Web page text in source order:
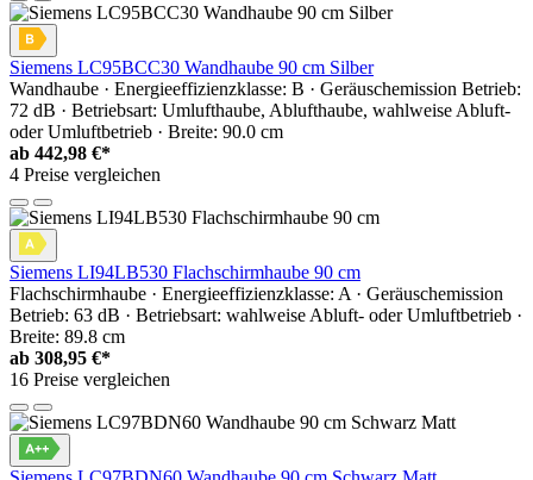
Siemens LC95BCC30 Wandhaube 90 cm Silber
Wandhaube · Energieeffizienzklasse: B · Geräuschemission Betrieb:
72 dB · Betriebsart: Umlufthaube, Ablufthaube, wahlweise Abluft-
oder Umluftbetrieb · Breite: 90.0 cm
ab 442,98 €*
4 Preise vergleichen
Siemens LI94LB530 Flachschirmhaube 90 cm
Flachschirmhaube · Energieeffizienzklasse: A · Geräuschemission
Betrieb: 63 dB · Betriebsart: wahlweise Abluft- oder Umluftbetrieb ·
Breite: 89.8 cm
ab 308,95 €*
16 Preise vergleichen